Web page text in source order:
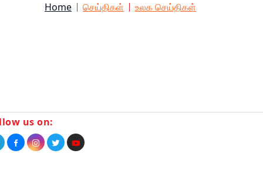
Home செய்திகள் உலக செய்திகள்
us on: